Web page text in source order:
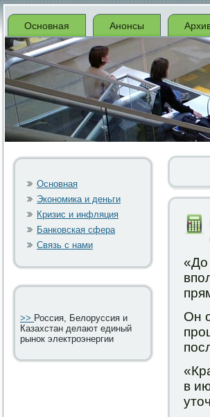
Основная Анонсы
Основная
Экономика и деньги
Кризис и инфляция
Банковская сфера
Связь с нами
>> Россия, Белоруссия и
Казахстан делают единый
рынок электроэнергии
«До
Он
в